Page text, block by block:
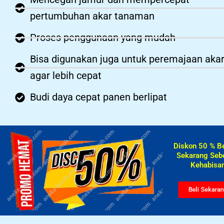
pertumbuhan akar tanaman
Proses penggunaan yang mudah
Bisa digunakan juga untuk peremajaan akar
agar lebih cepat
Budi daya cepat panen berlipat
Diskon 50 %
Sekarang
Beli